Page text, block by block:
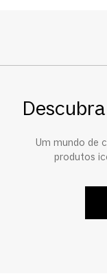
Um mundo de
produtos